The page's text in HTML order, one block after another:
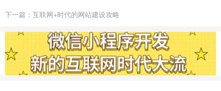
下一篇：互联网+时代的网站建设攻略